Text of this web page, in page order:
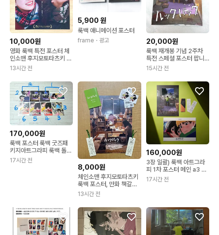
10,000원
영화 룩백 특전 포스터 체
인소맨 후지모토타츠키 고
레에다히로카즈
13시간 전
5,900원
룩백 애니메이션 포스터
frame ・광고 20,000원
룩백 재개봉 기념 2주차
특전 스페셜 포스터 팝니
다~
15시간 전
170,000원
룩백 포스터 룩백 굿즈패
키지아트그라피 룩백 돌비
메인오리지널메인포스터
17시간 전
8,000원
체인소맨 후지모토타츠키
룩백 포스터, 만화 책갈피,
스토리보드 북, 무비
13시간 전
160,000원
3장 일괄) 룩백 아트그라
피 1차 포스터 메인 a3 포
스터 스케치북 특전
17시간 전